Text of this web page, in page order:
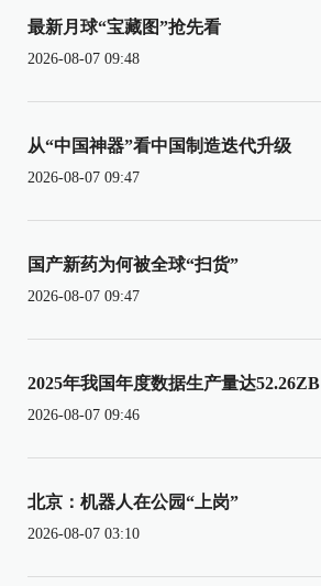
最新月球“宝藏图”抢先看
2026-08-07 09:48
从“中国神器”看中国制造迭代升级
2026-08-07 09:47
国产新药为何被全球“扫货”
2026-08-07 09:47
2025年我国年度数据生产量达52.26ZB
2026-08-07 09:46
北京：机器人在公园“上岗”
2026-08-07 03:10